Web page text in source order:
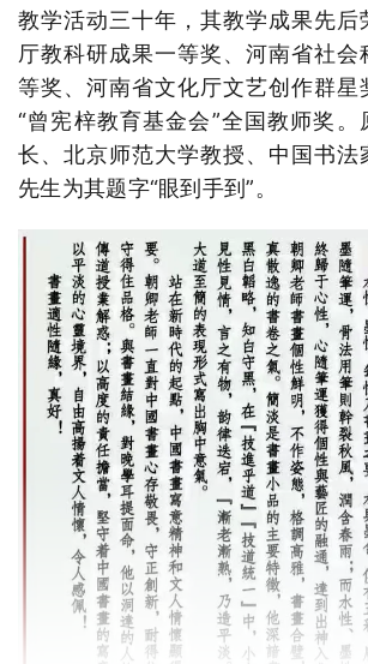
教学活动三十年，其教学成果先后
厅教科研成果一等奖、河南省社会
等奖、河南省文化厅文艺创作群星
“曾宪梓教育基金会”全国教师奖。
长、北京师范大学教授、中国书法
先生为其题字“眼到手到”。